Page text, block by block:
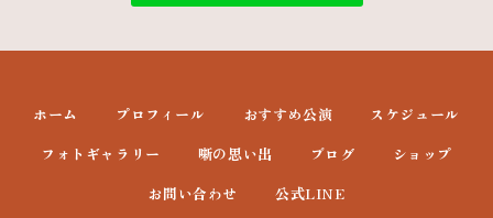
ホーム プロフィール おすすめ公演
スケジュール
フォトギャラリー
噺の思い出 ブログ
ショップ
お問い合わせ
公式LINE